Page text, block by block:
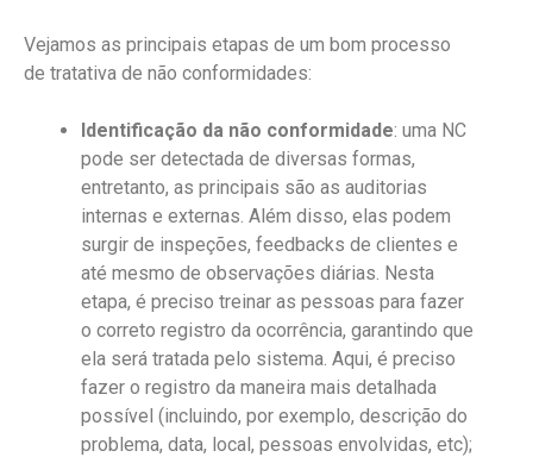
Vejamos as principais etapas de um bom processo
de tratativa de não conformidades:
Identificação da não conformidade: uma NC
pode ser detectada de diversas formas,
entretanto, as principais são as auditorias
internas e externas. Além disso, elas podem
surgir de inspeções, feedbacks de clientes e
até mesmo de observações diárias. Nesta
etapa, é preciso treinar as pessoas para fazer
o correto registro da ocorrência, garantindo que
ela será tratada pelo sistema. Aqui, é preciso
fazer o registro da maneira mais detalhada
possível (incluindo, por exemplo, descrição do
problema, data, local, pessoas envolvidas, etc);